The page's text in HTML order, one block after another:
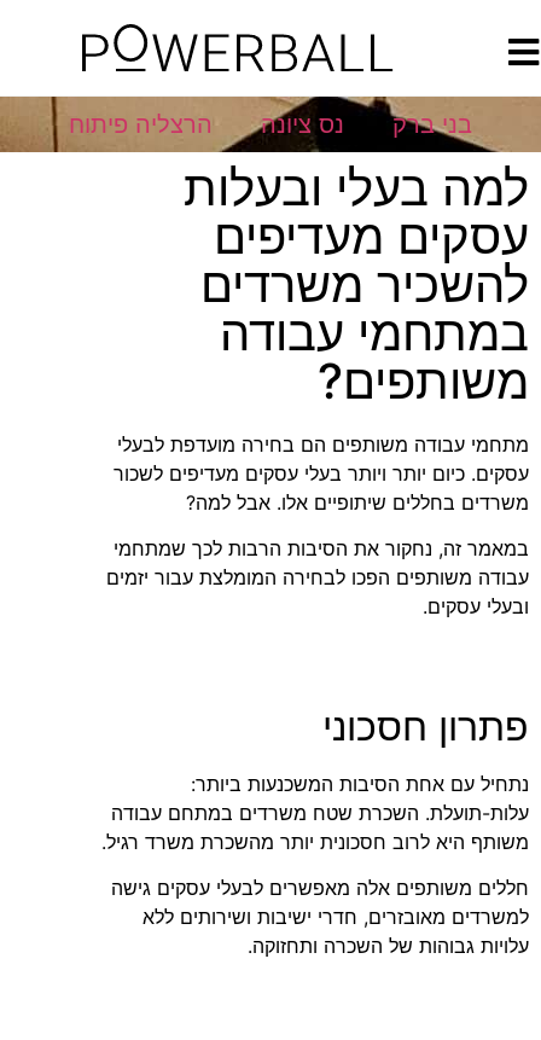
בני ברק נס ציונה הרצליה פיתוח
למה בעלי ובעלות
עסקים מעדיפים
להשכיר משרדים
במתחמי עבודה
משותפים?
מתחמי עבודה משותפים הם בחירה מועדפת לבעלי
עסקים. כיום יותר ויותר בעלי עסקים מעדיפים לשכור
משרדים בחללים שיתופיים אלו. אבל למה?
במאמר זה, נחקור את הסיבות הרבות לכך שמתחמי
עבודה משותפים הפכו לבחירה המומלצת עבור יזמים
ובעלי עסקים.
פתרון חסכוני
נתחיל עם אחת הסיבות המשכנעות ביותר:
עלות-תועלת. השכרת שטח משרדים במתחם עבודה
משותף היא לרוב חסכונית יותר מהשכרת משרד רגיל.
חללים משותפים אלה מאפשרים לבעלי עסקים גישה
למשרדים מאובזרים, חדרי ישיבות ושירותים ללא
עלויות גבוהות של השכרה ותחזוקה.